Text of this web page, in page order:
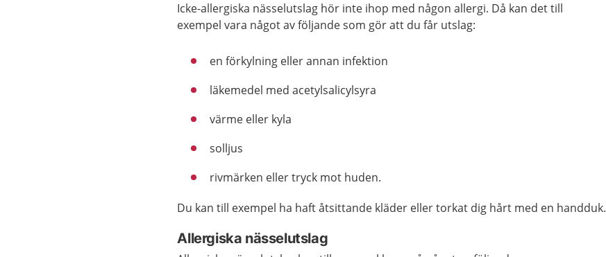
Icke-allergiska nässelutslag hör inte ihop med någon allergi. Då kan det till
exempel vara något av följande som gör att du får utslag:
en förkylning eller annan infektion
läkemedel med acetylsalicylsyra
värme eller kyla
solljus
rivmärken eller tryck mot huden.
Du kan till exempel ha haft åtsittande kläder eller torkat dig hårt med en handduk.
Allergiska nässelutslag